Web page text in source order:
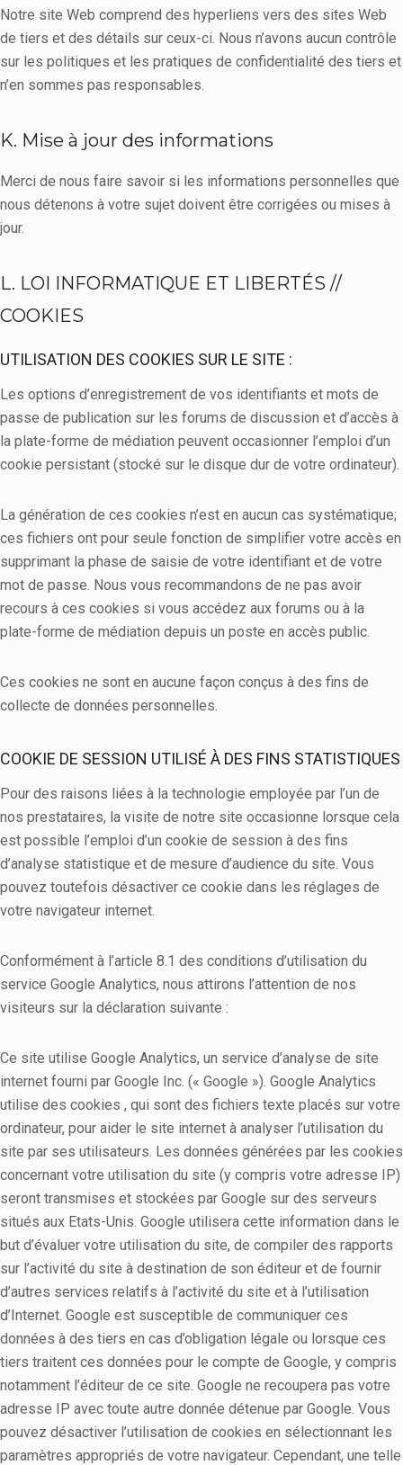
Notre site Web comprend des hyperliens vers des sites Web
de tiers et des détails sur ceux-ci. Nous n’avons aucun contrôle
sur les politiques et les pratiques de confidentialité des tiers et
n’en sommes pas responsables.
K. Mise à jour des informations
Merci de nous faire savoir si les informations personnelles que
nous détenons à votre sujet doivent être corrigées ou mises à
jour.
L. LOI INFORMATIQUE ET LIBERTÉS //
COOKIES
UTILISATION DES COOKIES SUR LE SITE :
Les options d’enregistrement de vos identifiants et mots de
passe de publication sur les forums de discussion et d’accès à
la plate-forme de médiation peuvent occasionner l’emploi d’un
cookie persistant (stocké sur le disque dur de votre ordinateur).
La génération de ces cookies n’est en aucun cas systématique;
ces fichiers ont pour seule fonction de simplifier votre accès en
supprimant la phase de saisie de votre identifiant et de votre
mot de passe. Nous vous recommandons de ne pas avoir
recours à ces cookies si vous accédez aux forums ou à la
plate-forme de médiation depuis un poste en accès public.
Ces cookies ne sont en aucune façon conçus à des fins de
collecte de données personnelles.
COOKIE DE SESSION UTILISÉ À DES FINS STATISTIQUES
Pour des raisons liées à la technologie employée par l’un de
nos prestataires, la visite de notre site occasionne lorsque cela
est possible l’emploi d’un cookie de session à des fins
d’analyse statistique et de mesure d’audience du site. Vous
pouvez toutefois désactiver ce cookie dans les réglages de
votre navigateur internet.
Conformément à l’article 8.1 des conditions d’utilisation du
service Google Analytics, nous attirons l’attention de nos
visiteurs sur la déclaration suivante :
Ce site utilise Google Analytics, un service d’analyse de site
internet fourni par Google Inc. (« Google »). Google Analytics
utilise des cookies , qui sont des fichiers texte placés sur votre
ordinateur, pour aider le site internet à analyser l’utilisation du
site par ses utilisateurs. Les données générées par les cookies
concernant votre utilisation du site (y compris votre adresse IP)
seront transmises et stockées par Google sur des serveurs
situés aux Etats-Unis. Google utilisera cette information dans le
but d’évaluer votre utilisation du site, de compiler des rapports
sur l’activité du site à destination de son éditeur et de fournir
d’autres services relatifs à l’activité du site et à l’utilisation
d’Internet. Google est susceptible de communiquer ces
données à des tiers en cas d’obligation légale ou lorsque ces
tiers traitent ces données pour le compte de Google, y compris
notamment l’éditeur de ce site. Google ne recoupera pas votre
adresse IP avec toute autre donnée détenue par Google. Vous
pouvez désactiver l’utilisation de cookies en sélectionnant les
paramètres appropriés de votre navigateur. Cependant, une telle